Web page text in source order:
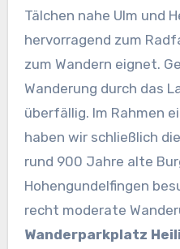
Tälchen nahe Ulm und
hervorragend zum
zum Wandern eignet.
Wanderung durch das
überfällig. Im Rahmen
haben wir schließlich
rund 900 Jahre alte
Hohengundelfingen
recht moderate
Wanderparkplatz